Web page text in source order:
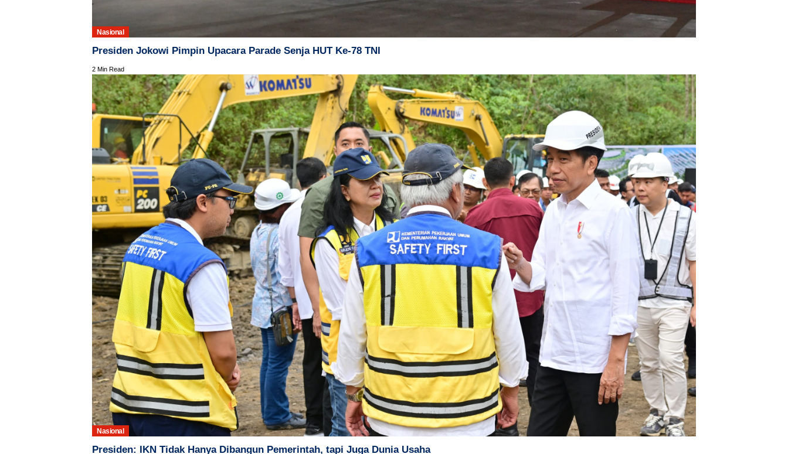
Nasional
Presiden Jokowi Pimpin Upacara Parade Senja HUT Ke-78 TNI
2 Min Read
Nasional
Presiden: IKN Tidak Hanya Dibangun Pemerintah, tapi Juga Dunia Usaha